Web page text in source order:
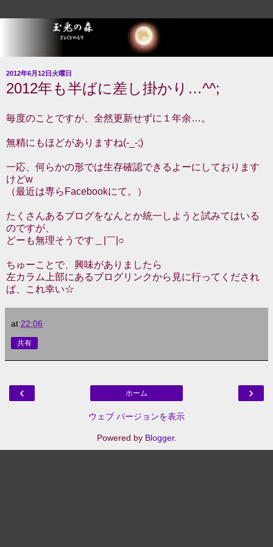
2012年6月12日火曜日
2012年も半ばに差し掛かり…^^;
毎度のことですが、全然更新せずに１年余…。
無精にもほどがありますね(-_-;)
一応、何らかの形では生存確認できるよーにしております
けどw
（最近は専らFacebookにて。）
たくさんあるブログをなんとか統一しようと試みてはいる
のですが、
どーも無理そうです＿|￣|○
ちゅーことで、興味がありましたら
左カラム上部にあるブログリンクから見に行ってくだされ
ば、これ幸い☆
at 22:06
共有
‹ ›
ホーム
ウェブ バージョンを表示
Powered by Blogger.